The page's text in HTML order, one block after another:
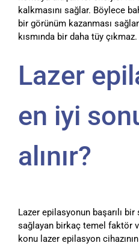
kalkmasını sağlar. Böylece
bir görünüm kazanması
kısmında bir daha tüy çıkmaz.
Lazer
en iyi
alınır?
Lazer epilasyonun başarılı
sağlayan birkaç temel faktör
konu lazer epilasyon